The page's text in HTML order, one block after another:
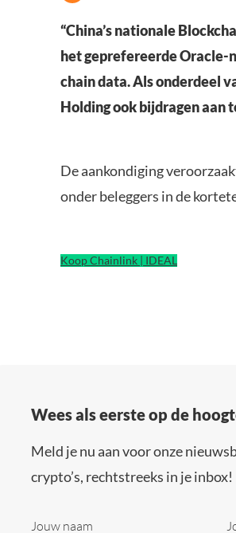
“China’s nationale
het geprefereerde Oracle-
chain data. Als onderdeel
Holding ook bijdragen aan
De aankondiging
onder beleggers in de
Koop Chainlink | IDEAL
Wees als eerste op de
Meld je nu aan voor onze
crypto’s, rechtstreeks in je inbox!
Jouw naam